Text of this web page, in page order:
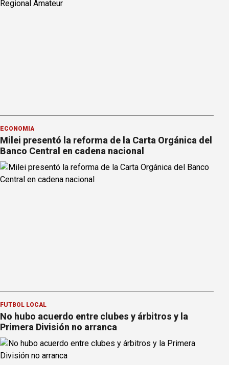
ECONOMÍA
Milei presentó la reforma de la Carta Orgánica del
Banco Central en cadena nacional
FÚTBOL LOCAL
No hubo acuerdo entre clubes y árbitros y la
Primera División no arranca